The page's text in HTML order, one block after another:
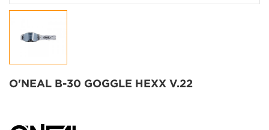
O'NEAL B-30 GOGGLE HEXX V.22